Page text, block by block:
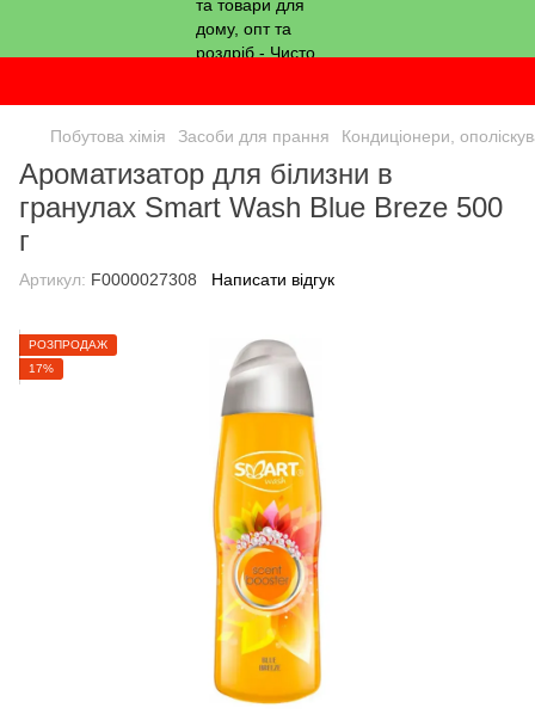
Побутова хімія Засоби для прання Кондиціонери,
Ароматизатор для білизни в
гранулах Smart Wash Blue Breze 500
г
Артикул: F0000027308 Написати відгук
РОЗПРОДАЖ
17%